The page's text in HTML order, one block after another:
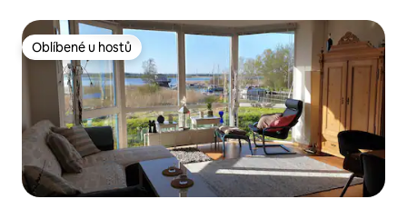
Oblíbené u hostů
Oblíbené u hostů